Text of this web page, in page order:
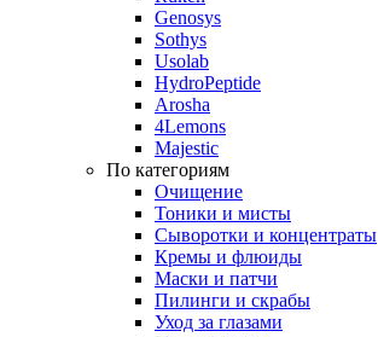
Genosys
Sothys
Usolab
HydroPeptide
Arosha
4Lemons
Majestic
По категориям
Очищение
Тоники и мисты
Сыворотки и концентраты
Кремы и флюиды
Маски и патчи
Пилинги и скрабы
Уход за глазами